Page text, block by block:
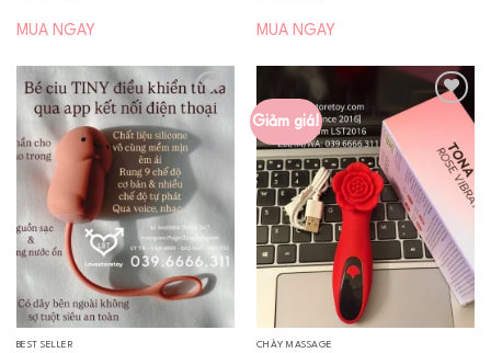
MUA NGAY MUA NGAY
Add to
wishlist
BEST SELLER
Giảm giá!
Add to
wishlist
CHÀY MASSAGE